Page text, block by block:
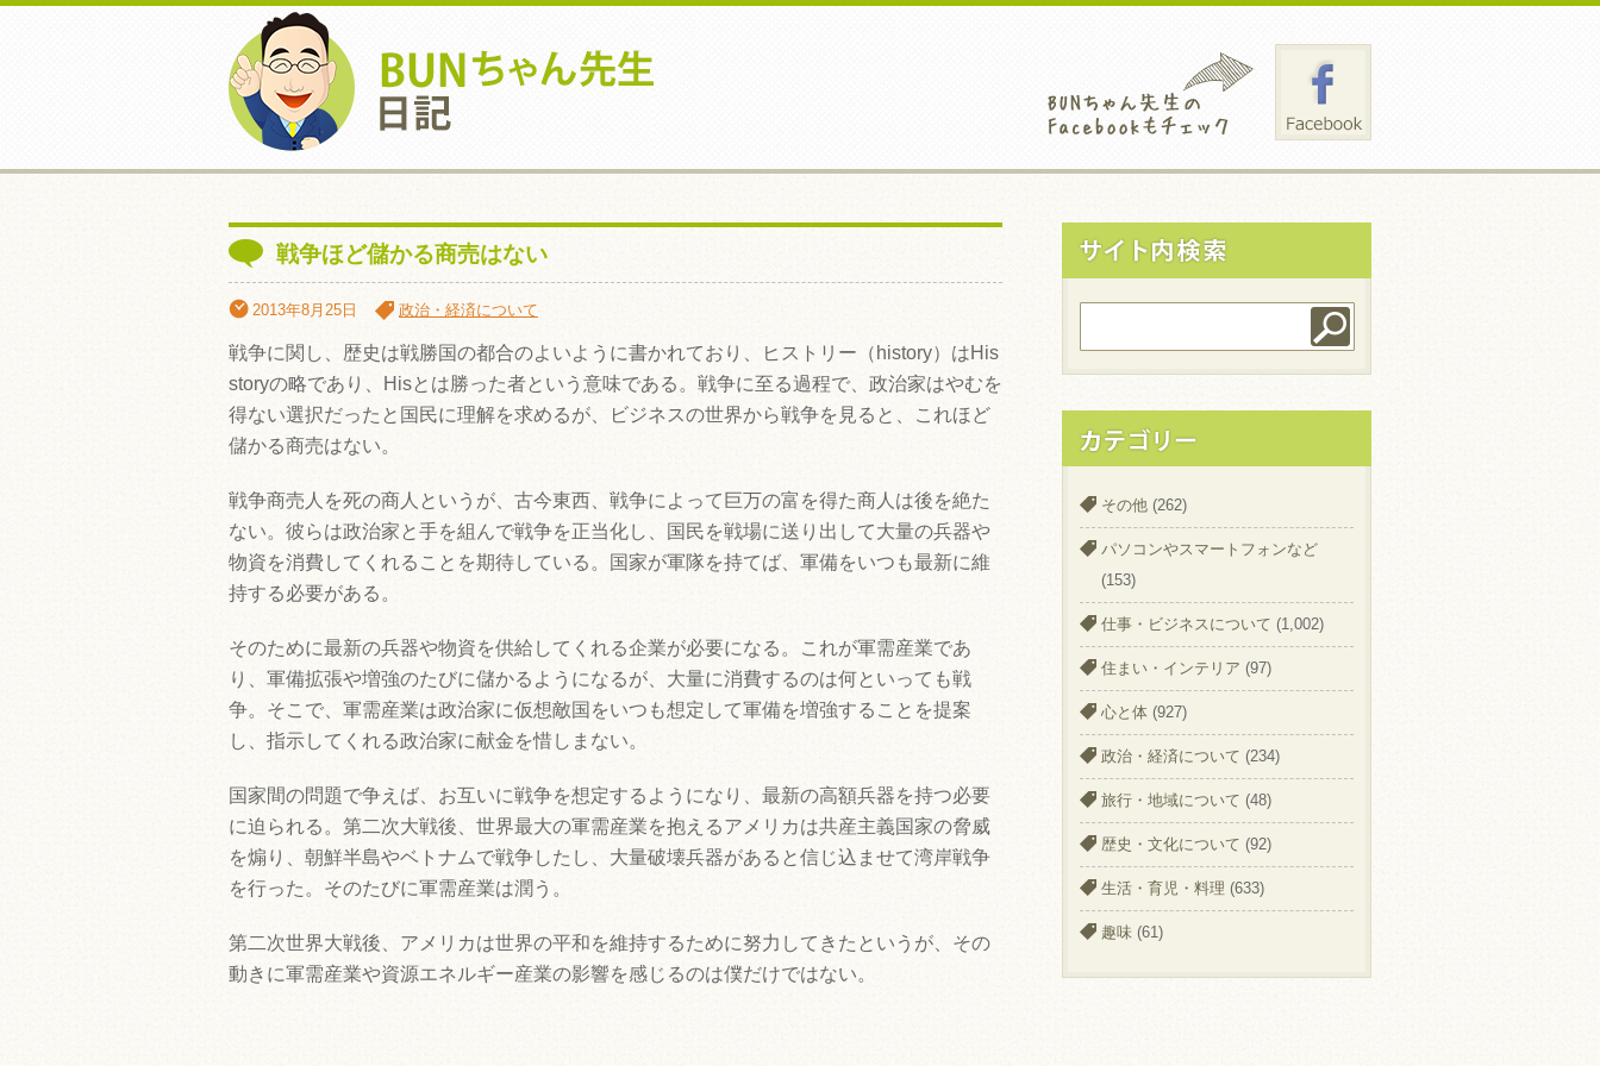
戦争ほど儲かる商売はない
2013年8月25日 政治・経済について
戦争に関し、歴史は戦勝国の都合のよいように書かれており、ヒストリー（history）はHis
storyの略であり、Hisとは勝った者という意味である。戦争に至る過程で、政治家はやむを
得ない選択だったと国民に理解を求めるが、ビジネスの世界から戦争を見ると、これほど
儲かる商売はない。
戦争商売人を死の商人というが、古今東西、戦争によって巨万の富を得た商人は後を絶た
ない。彼らは政治家と手を組んで戦争を正当化し、国民を戦場に送り出して大量の兵器や
物資を消費してくれることを期待している。国家が軍隊を持てば、軍備をいつも最新に維
持する必要がある。
そのために最新の兵器や物資を供給してくれる企業が必要になる。これが軍需産業であ
り、軍備拡張や増強のたびに儲かるようになるが、大量に消費するのは何といっても戦
争。そこで、軍需産業は政治家に仮想敵国をいつも想定して軍備を増強することを提案
し、指示してくれる政治家に献金を惜しまない。
国家間の問題で争えば、お互いに戦争を想定するようになり、最新の高額兵器を持つ必要
に迫られる。第二次大戦後、世界最大の軍需産業を抱えるアメリカは共産主義国家の脅威
を煽り、朝鮮半島やベトナムで戦争したし、大量破壊兵器があると信じ込ませて湾岸戦争
を行った。そのたびに軍需産業は潤う。
第二次世界大戦後、アメリカは世界の平和を維持するために努力してきたというが、その
動きに軍需産業や資源エネルギー産業の影響を感じるのは僕だけではない。
その他 (262)
パソコンやスマートフォンなど
(153)
仕事・ビジネスについて (1,002)
住まい・インテリア (97)
心と体 (927)
政治・経済について (234)
旅行・地域について (48)
歴史・文化について (92)
生活・育児・料理 (633)
趣味 (61)